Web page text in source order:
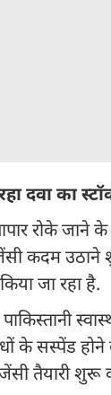
दवा का
रोके जाने
कदम उठाने
जा रहा है.
के सस्पेंड होने
तैयारी शुरू